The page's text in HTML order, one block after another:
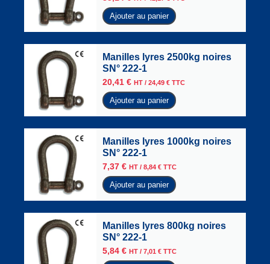
Ajouter au panier
Manilles lyres 2500kg noires
SN° 222-1
20,41 € HT / 24,49 € TTC
Ajouter au panier
Manilles lyres 1000kg noires
SN° 222-1
7,37 € HT / 8,84 € TTC
Ajouter au panier
Manilles lyres 800kg noires
SN° 222-1
5,84 € HT / 7,01 € TTC